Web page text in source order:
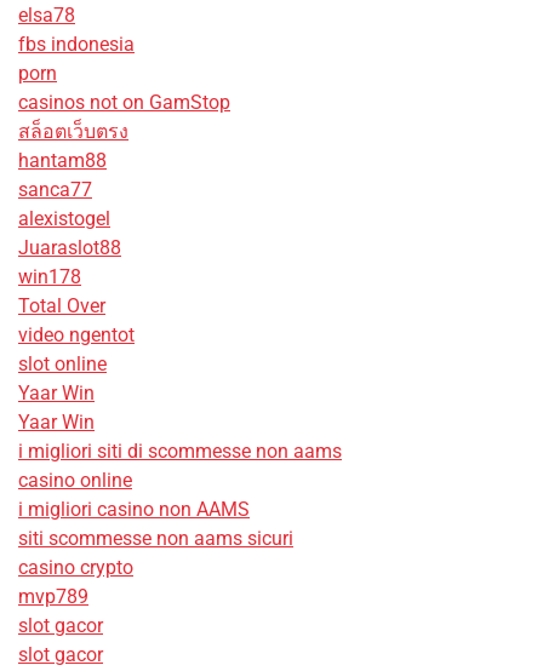
elsa78
fbs indonesia
porn
casinos not on GamStop
สล็อตเว็บตรง
hantam88
sanca77
alexistogel
Juaraslot88
win178
Total Over
video ngentot
slot online
Yaar Win
Yaar Win
i migliori siti di scommesse non aams
casino online
i migliori casino non AAMS
siti scommesse non aams sicuri
casino crypto
mvp789
slot gacor
slot gacor